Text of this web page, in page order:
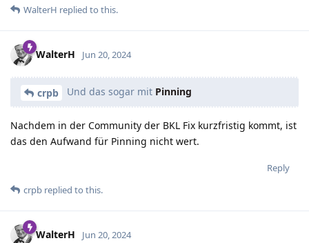
WalterH replied to this.
WalterH Jun 20, 2024
crpb Und das sogar mit Pinning
Nachdem in der Community der BKL Fix kurzfristig kommt, ist
das den Aufwand für Pinning nicht wert.
Reply
crpb replied to this.
WalterH Jun 20, 2024